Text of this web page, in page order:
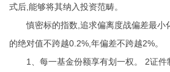
式后,能够将其纳入投资范畴。
慎密标的指数,追求偏离度战偏差最小
的绝对值不跨越0.2%,年偏差不跨越2%。
1、每一基金份额享有划一权。 2证件